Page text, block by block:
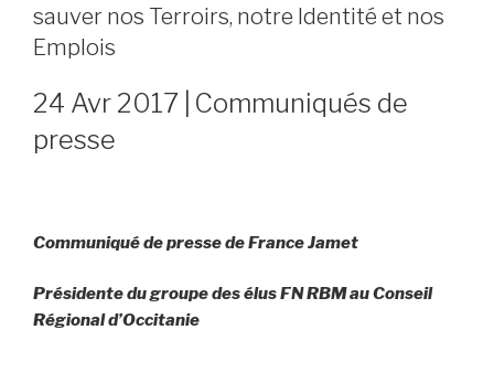
sauver nos Terroirs, notre Identité et nos
Emplois
24 Avr 2017 Communiqués de
presse
Communiqué de presse de France Jamet
Présidente du groupe des élus FN RBM au Conseil
Régional d’Occitanie